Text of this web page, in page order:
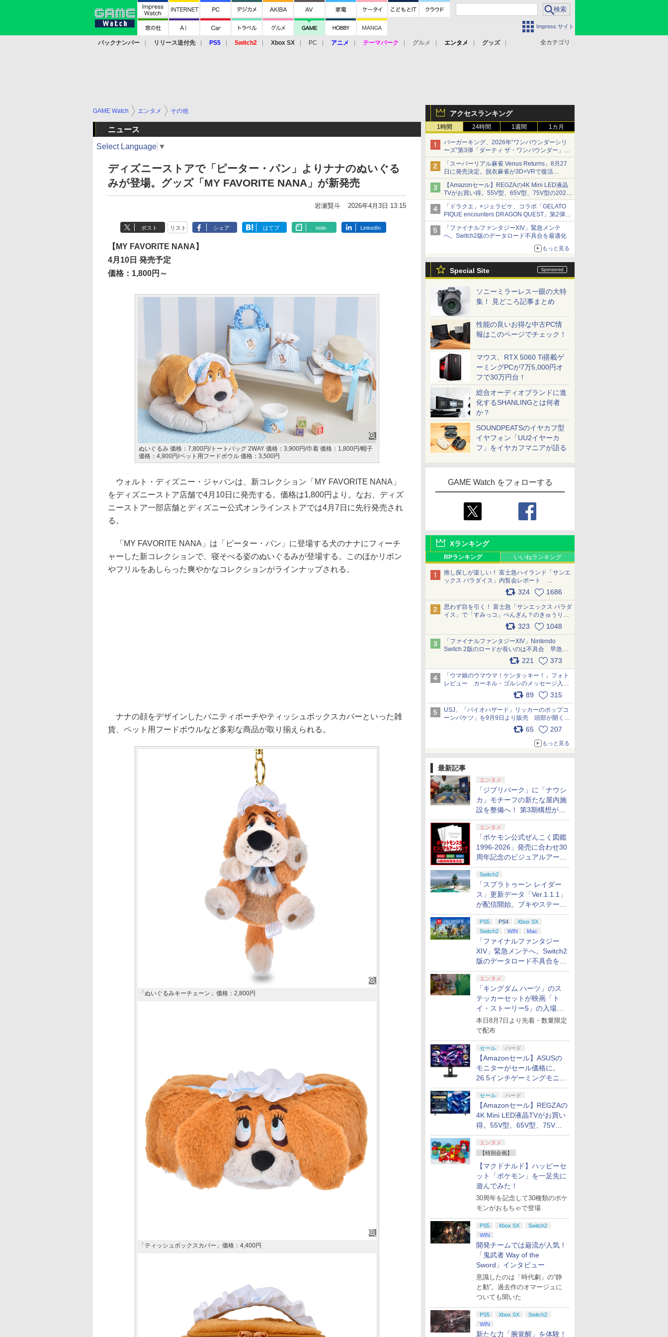
Impress サイト
全カテゴリ
バックナンバー リリース送付先 PS5 Switch2 Xbox SX PC アニメ テーマパーク グルメ エンタメ
グッズ
アクセスランキング
1時間 24時間 1週間 1カ月
バーガーキング、2026年“ワンパウンダーシリ
ーズ”第3弾「ダーティ ザ・ワンパウンダー」を
8月7日発売
「特製ガーリックマヨソース」を使用した超大
型チーズバーガー
「スーパーリアル麻雀 Venus Returns」8月27
日に発売決定。脱衣麻雀が3D×VRで復活
発売から2週間は20%オフになるセールが実施
【Amazonセール】REGZAの4K Mini LED液晶
TVがお買い得。55V型、65V型、75V型の2026
年モデルがラインナップ
「ドラクエ」×ジェラピケ、コラボ「GELATO
PIQUE encounters DRAGON QUEST」第2弾が
本日発売
アイスカップに入ったスライムやわたぼう、ベ
ビーサタンなどがオリジナルアートで登場
「ファイナルファンタジーXIV」緊急メンテ
へ。Switch2版のデータロード不具合を最適化
もっと見る
Special Site
ソニーミラーレス一眼の大特
集！ 見どころ記事まとめ
性能の良いお得な中古PC情
報はこのページでチェック！
マウス、RTX 5060 Ti搭載ゲ
ーミングPCが7万5,000円オ
フで30万円台！
総合オーディオブランドに進
化するSHANLINGとは何者
か？
SOUNDPEATSのイヤカフ型
イヤフォン「UU2イヤーカ
フ」をイヤカフマニアが語る
GAME Watch をフォローする
Xランキング
RPランキング いいねランキング
推し探しが楽しい！ 富士急ハイランド「サンエ
ックス パラダイス」内覧会レポート
324 1686
思わず目を引く！ 富士急「サンエックス パラダ
イス」で「すみっコ」ぺんぎん？のきゅうりド
ッグを食べてみた イラストそのままのメニュ
ー化に挑戦。これが意外にもおいしい
pic.x.com/Kgl04hZaeg
323 1048
「ファイナルファンタジーXIV」Nintendo
Switch 2版のロードが長いのは不具合 早急に
アップデートできるよう対応中221 373
「ウマ娘のウマウマ！ケンタッキー！」フォト
レビュー カーネル・ゴルシのメッセージ入り
パッケージや描き下ろしトレカなどが登場
89 315
USJ、「バイオハザード」リッカーのポップコ
ーンバケツ」を9月9日より販売 頭部が開く仕
組み。味は恐怖を堪のう「味噌フレーバー」
65 207
もっと見る
最新記事
エンタメ
「ジブリパーク」に「ナウシ
カ」モチーフの新たな屋内施
設を整備へ！ 第3期構想が公
開
エンタメ
「ポケモン公式ぜんこく図鑑
1996-2026」発売に合わせ30
周年記念のビジュアルアート
ブック3冊同時発売が決定
Switch2
「スプラトゥーン レイダー
ス」更新データ「Ver.1.1.1」
が配信開始。ブキやステージ
に関する不具合を修正
PS5 PS4
Xbox SX
Switch2
WIN Mac
「ファイナルファンタジー
XIV」緊急メンテへ。Switch2
版のデータロード不具合を最
適化
エンタメ
「キングダム ハーツ」のス
テッカーセットが映画「ト
イ・ストーリー5」の入場特
典として配布決定！
本日8月7日より先着・数量限定
で配布
セール ハード
【Amazonセール】ASUSの
モニターがセール価格に。
26.5インチゲーミングモニタ
ー「ROG Strix OLED
XG27ACDMS」限定モデルも
お買い得
セール ハード
【Amazonセール】REGZAの
4K Mini LED液晶TVがお買い
得。55V型、65V型、75V型
の2026年モデルがラインナ
ップ
エンタメ
【特別企画】
【マクドナルド】ハッピーセ
ット「ポケモン」を一足先に
遊んでみた！
30周年を記念して30種類のポケ
モンがおもちゃで登場
PS5 Xbox SX
Switch2
WIN
開発チームでは巌流が人気！
「鬼武者 Way of the
Sword」インタビュー
意識したのは「時代劇」の“静
と動”。過去作のオマージュに
ついても聞いた
PS5 Xbox SX
Switch2
WIN
新たな力「腕覚醒」を体験！
GAME Watch エンタメ その他
ニュース
Select Language ▼
ディズニーストアで「ピーター・パン」よりナナのぬいぐる
みが登場。グッズ「MY FAVORITE NANA」が新発売
岩瀬賢斗 2026年4月3日 13:15
ポスト リスト シェア はてブ note LinkedIn
【MY FAVORITE NANA】
4月10日 発売予定
価格：1,800円～
ぬいぐるみ 価格：7,800円/トートバッグ 2WAY 価格：3,900円/巾着 価格：1,800円/帽子
価格：4,900円/ペット用フードボウル 価格：3,500円
ウォルト・ディズニー・ジャパンは、新コレクション「MY FAVORITE NANA」
をディズニーストア店舗で4月10日に発売する。価格は1,800円より。なお、ディズ
ニーストア一部店舗とディズニー公式オンラインストアでは4月7日に先行発売され
る。
「MY FAVORITE NANA」は「ピーター・パン」に登場する犬のナナにフィーチ
ャーした新コレクションで、寝そべる姿のぬいぐるみが登場する。このほかリボン
やフリルをあしらった爽やかなコレクションがラインナップされる。
ナナの顔をデザインしたバニティポーチやティッシュボックスカバーといった雑
貨、ペット用フードボウルなど多彩な商品が取り揃えられる。
「ぬいぐるみキーチェーン」価格：2,800円
「ティッシュボックスカバー」価格：4,400円